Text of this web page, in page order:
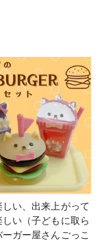
い、出来上がって
い（子どもに取ら
ガー屋さんごっこ